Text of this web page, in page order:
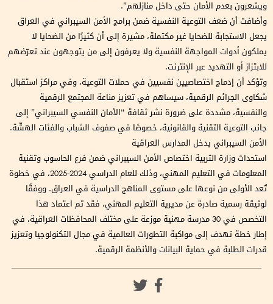
ويشعرون بعدم الأمان حتى داخل منازلهم”.
وأضافت أن ضعف التوعية النفسية ضمن برامج الأمن السيبراني في العراق
يجعل الاستجابة للضحايا غير مكتملة، مشيرة إلى أن كثيرًا من الضحايا لا
يملكون أدوات المواجهة النفسية ولا يعرفون إلى من يتوجهون عند تعرّضهم
للابتزاز أو التهديد عبر الإنترنت.
وتؤكد أن إدماج اختصاصيين نفسيين في حملات التوعية، وفي مراكز استقبال
شكاوى الجرائم الرقمية، سيساهم في تعزيز مناعة المجتمع الرقمية
والنفسية، مشددة على ضرورة نشر ثقافة “الأمان النفسي السيبراني” إلى
جانب التوعية التقنية والقانونية، خصوصًا في صفوف الشباب والفئات الهشّة.
الأمن السيبراني يدخل المدارس العراقية
استحداث وزارة التربية اختصاص الأمن السيبراني ضمن فرع الحاسوب وتقنية
المعلومات في التعليم المهني، وذلك للعام الدراسي 2024-2025، في خطوة
تُعد الأولى من نوعها على مستوى المناهج الدراسية في العراق. ووفقًا
لوثيقة رسمية صادرة عن مديرية التعليم المهني، فقد تم اعتماد هذا
التخصص في 30 مدرسة مهنية موزعة على مختلف المحافظات العراقية، في
إطار خطة تهدف إلى مواكبة التطورات العالمية في مجال التكنولوجيا وتعزيز
قدرات الطلبة في حماية البيانات والأنظمة الرقمية.